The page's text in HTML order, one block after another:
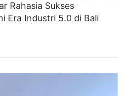
Rahasia Sukses
Era Industri 5.0 di Bali